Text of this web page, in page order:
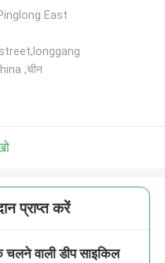
East
,चीन
प्राप्त करें
वाली डीप साइकिल